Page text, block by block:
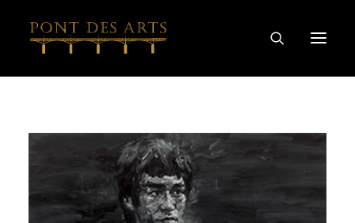
艺术家
酿酒师